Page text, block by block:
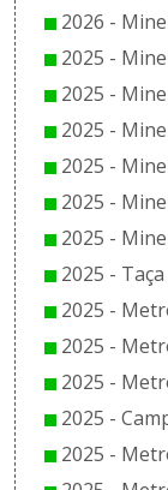
2026 -
2025 -
2025 -
2025 -
2025 -
2025 -
2025 -
2025 -
2025 -
2025 -
2025 -
2025 -
2025 -